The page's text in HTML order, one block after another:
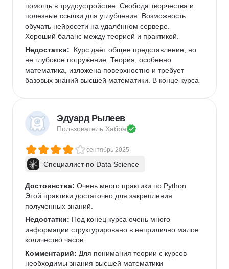
помощь в трудоустройстве. Свобода творчества и
полезные ссылки для углубления. Возможность
обучать нейросети на удалённом сервере.
Хороший баланс между теорией и практикой.
Недостатки:
  Курс даёт общее представление, но
не глубокое погружение. Теория, особенно
математика, изложена поверхностно и требует
базовых знаний высшей математики. В конце курса
для текстов и компьютерное зрение освещены
поверхностно. Отсутствие задач разного уровня
сложности может быть минусом для продвинутых
платформы и придирчивая проверка заданий в
Jupyter Notebook также снижают удобство
обучения.
Комментарий: Курс однозначно ориентирован на
практическое применение знаний, но для
успешного прохождения нужно быть готовым к
жестким дедлайнам и большому количеству
времени на учёбу. Придётся много заниматься
требует дисциплины, базового знания Python и
Эдуард Рылеев
Пользователь Хабра
сентябрь 2025
Специалист по Data Science
Достоинства: Очень много практики по Python.
Этой практики достаточно для закрепления
полученных знаний.
Недостатки: Под конец курса очень много
информации структурировано в неприлично малое
количество часов
Комментарий: Для понимания теории с курсов
необходимы знания высшей математики